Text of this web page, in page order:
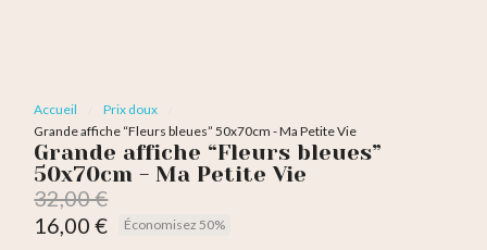
Accueil
Prix doux
Grande affiche “Fleurs bleues” 50x70cm - Ma Petite Vie
Grande affiche “Fleurs bleues”
50x70cm - Ma Petite Vie
32,00 €
16,00 €
Économisez 50%